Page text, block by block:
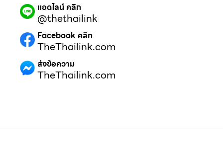
แอดไลน์ คลิก
@thethailink
Facebook คลิก
TheThailink.com
ส่งข้อความ
TheThailink.com